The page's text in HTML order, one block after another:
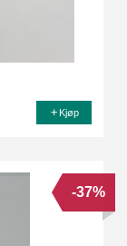
Kjøp
-37%